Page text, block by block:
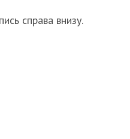
справа внизу.